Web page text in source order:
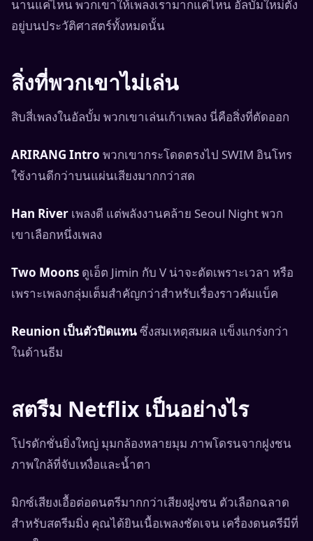
นานแค่ไหน พวกเขาให้เพลงเรามากแค่ไหน อัลบั้มใหม่ตั้ง
อยู่บนประวัติศาสตร์ทั้งหมดนั้น
สิ่งที่พวกเขาไม่เล่น
สิบสี่เพลงในอัลบั้ม พวกเขาเล่นเก้าเพลง นี่คือสิ่งที่ตัดออก
ARIRANG Intro พวกเขากระโดดตรงไป SWIM อินโทร
ใช้งานดีกว่าบนแผ่นเสียงมากกว่าสด
Han River เพลงดี แต่พลังงานคล้าย Seoul Night พวก
เขาเลือกหนึ่งเพลง
Two Moons ดูเอ็ต Jimin กับ V น่าจะตัดเพราะเวลา หรือ
เพราะเพลงกลุ่มเต็มสำคัญกว่าสำหรับเรื่องราวคัมแบ็ค
Reunion เป็นตัวปิดแทนซึ่งสมเหตุสมผล แข็งแกร่งกว่า
ในด้านธีม
สตรีม Netflix เป็นอย่างไร
โปรดักชั่นยิ่งใหญ่ มุมกล้องหลายมุม ภาพโดรนจากฝูงชน
ภาพใกล้ที่จับเหงื่อและน้ำตา
มิกซ์เสียงเอื้อต่อดนตรีมากกว่าเสียงฝูงชน ตัวเลือกฉลาด
สำหรับสตรีมมิ่ง คุณได้ยินเนื้อเพลงชัดเจน เครื่องดนตรีมีที่